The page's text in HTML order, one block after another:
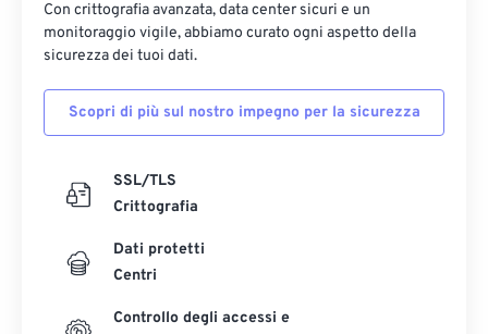
Con crittografia avanzata, data center sicuri e un
monitoraggio vigile, abbiamo curato ogni aspetto della
sicurezza dei tuoi dati.
Scopri di più sul nostro impegno per la sicurezza
SSL/TLS
Crittografia
Dati protetti
Centri
Controllo degli accessi e